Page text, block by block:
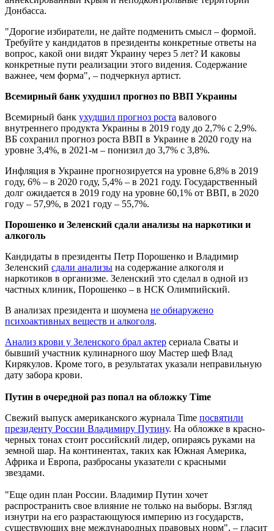
Донбасса.
"Дорогие избиратели, не дайте подменить смысл – формой.
Требуйте у кандидатов в президенты конкретные ответы на
вопрос, какой они видят Украину через 5 лет? И каковы
конкретные пути реализации этого видения. Содержание
важнее, чем форма", – подчеркнул артист.
Всемирный банк ухудшил прогноз по ВВП Украины
Всемирный банк ухудшил прогноз роста валового
внутреннего продукта Украины в 2019 году до 2,7% с 2,9%.
ВБ сохранил прогноз роста ВВП в Украине в 2020 году на
уровне 3,4%, в 2021-м – понизил до 3,7% с 3,8%.
Инфляция в Украине прогнозируется на уровне 6,8% в 2019
году, 6% – в 2020 году, 5,4% – в 2021 году. Государственный
долг ожидается в 2019 году на уровне 60,1% от ВВП, в 2020
году – 57,9%, в 2021 году – 55,7%.
Порошенко и Зеленский сдали анализы на наркотики и
алкоголь
Кандидаты в президенты Петр Порошенко и Владимир
Зеленский сдали анализы на содержание алкоголя и
наркотиков в организме. Зеленский это сделал в одной из
частных клиник, Порошенко – в НСК Олимпийский.
В анализах президента и шоумена не обнаружено
психоактивных веществ и алкоголя.
Анализ крови у Зеленского брал актер сериала Сваты и
бывший участник кулинарного шоу Мастер шеф Влад
Кирякулов. Кроме того, в результатах указали неправильную
дату забора крови.
Путин в очередной раз попал на обложку Time
Свежий выпуск американского журнала Time посвятили
президенту России Владимиру Путину. На обложке в красно-
черных тонах стоит российский лидер, опираясь руками на
земной шар. На континентах, таких как Южная Америка,
Африка и Европа, разбросаны указатели с красными
звездами.
"Еще один план России. Владимир Путин хочет
распространить свое влияние не только на выборы. Взгляд
изнутри на его разрастающуюся империю из государств,
существующих вне международных правовых норм", – гласит